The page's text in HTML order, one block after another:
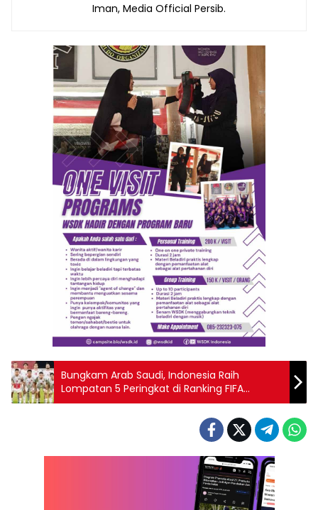
Iman, Media Official Persib.
Bungkam Arab Saudi, Indonesia Raih
Lompatan 5 Peringkat di Ranking FIFA
Terbaru